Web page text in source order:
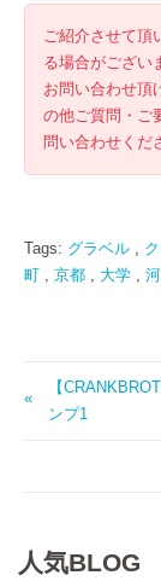
ご紹介させて頂
る場合がござい
お問い合わせ頂
の他ご質問・ご
問い合わせくだ
Tags: グラベル ,
町 , 京都 , 大学 ,
【
ンプ1
人気BLOG